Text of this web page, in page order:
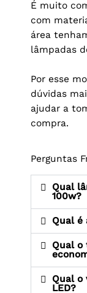
É muito
com
área
lâmpadas
Por esse
dúvidas
ajudar a
compra.
Perguntas
Qual
100w?
Qual é
Qual o
Qual o
LED?